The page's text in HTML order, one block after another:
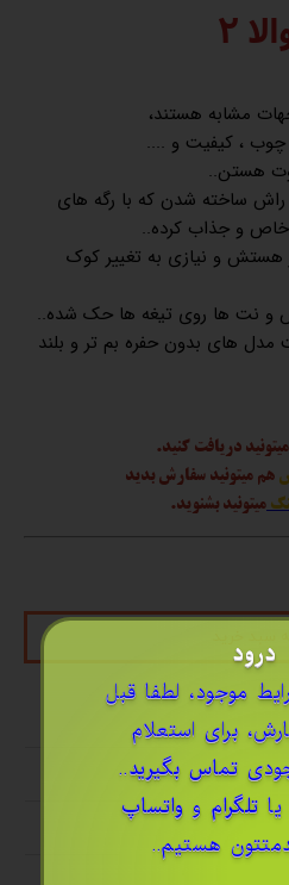
2
مشابه هستند،
چوب ، کیفیت و ....
هستن..
راش ساخته شدن که با رگه های
خاص و جذاب کرده..
و نیازی به تغییر کوک
و نت ها روی تیغه ها حک شده..
های بدون حفره بم تر و بلند
میتونید دریافت کنید.
هم میتونید سفارش بدید
میتونید بشنوید.
درود
موجود، لطفا قبل
برای استعلام
تماس بگیرید..
یا تلگرام و واتساپ
هستیم..